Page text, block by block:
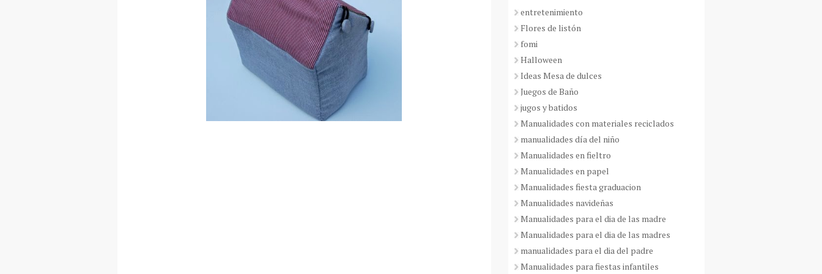
entretenimiento
Flores de listón
fomi
Halloween
Ideas Mesa de dulces
Juegos de Baño
jugos y batidos
Manualidades con materiales reciclados
manualidades día del niño
Manualidades en fieltro
Manualidades en papel
Manualidades fiesta graduacion
Manualidades navideñas
Manualidades para el dia de las madre
Manualidades para el dia de las madres
manualidades para el dia del padre
Manualidades para fiestas infantiles